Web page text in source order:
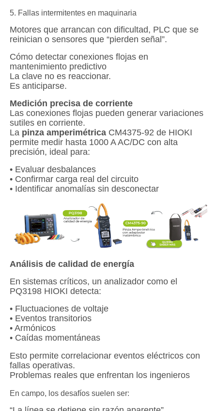
5. Fallas intermitentes en maquinaria
Motores que arrancan con dificultad, PLC que se
reinician o sensores que “pierden señal”.
Cómo detectar conexiones flojas en
mantenimiento predictivo
La clave no es reaccionar.
Es anticiparse.
Medición precisa de corriente
Las conexiones flojas pueden generar variaciones
sutiles en corriente.
La pinza amperimétrica CM4375-92 de HIOKI
permite medir hasta 1000 A AC/DC con alta
precisión, ideal para:
• Evaluar desbalances
• Confirmar carga real del circuito
• Identificar anomalías sin desconectar
Análisis de calidad de energía
En sistemas críticos, un analizador como el
PQ3198 HIOKI detecta:
• Fluctuaciones de voltaje
• Eventos transitorios
• Armónicos
• Caídas momentáneas
Esto permite correlacionar eventos eléctricos con
fallas operativas.
Problemas reales que enfrentan los ingenieros
En campo, los desafíos suelen ser: